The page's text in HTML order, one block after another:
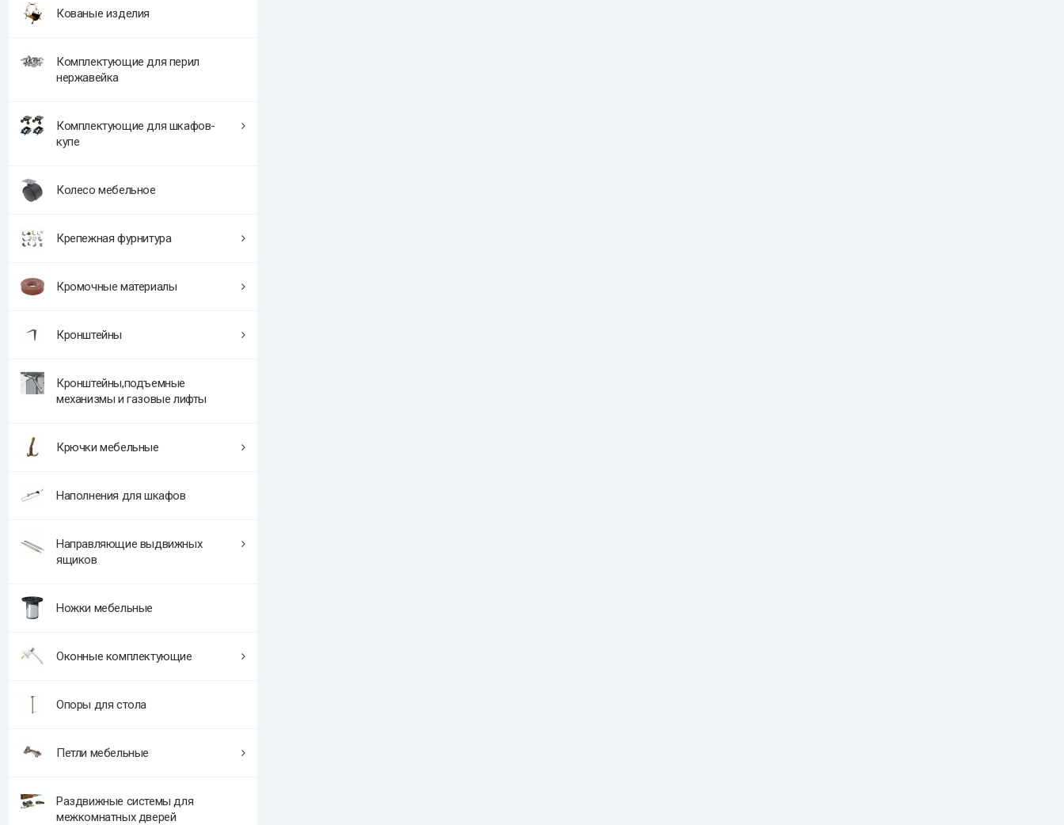
Кованые изделия
Комплектующие для перил
нержавейка
Комплектующие для шкафов-
купе
Колесо мебельное
Крепежная фурнитура
Кромочные материалы
Кронштейны
Кронштейны,подъемные
механизмы и газовые лифты
Крючки мебельные
Наполнения для шкафов
Направляющие выдвижных
ящиков
Ножки мебельные
Оконные комплектующие
Опоры для стола
Петли мебельные
Раздвижные системы для
межкомнатных дверей